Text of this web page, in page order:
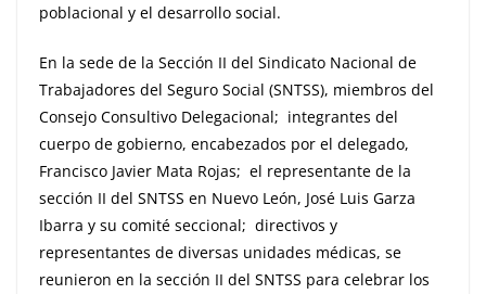
poblacional y el desarrollo social.
En la sede de la Sección II del Sindicato Nacional de
Trabajadores del Seguro Social (SNTSS), miembros del
Consejo Consultivo Delegacional; integrantes del
cuerpo de gobierno, encabezados por el delegado,
Francisco Javier Mata Rojas; el representante de la
sección II del SNTSS en Nuevo León, José Luis Garza
Ibarra y su comité seccional; directivos y
representantes de diversas unidades médicas, se
reunieron en la sección II del SNTSS para celebrar los